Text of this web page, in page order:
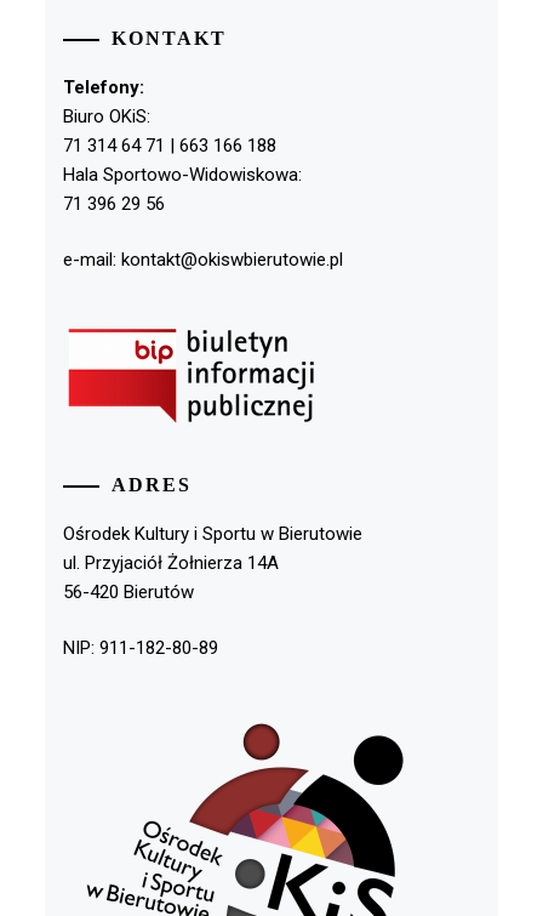
KONTAKT
Telefony:
Biuro OKiS:
71 314 64 71 | 663 166 188
Hala Sportowo-Widowiskowa:
71 396 29 56
e-mail: kontakt@okiswbierutowie.pl
ADRES
Ośrodek Kultury i Sportu w Bierutowie
ul. Przyjaciół Żołnierza 14A
56-420 Bierutów
NIP: 911-182-80-89